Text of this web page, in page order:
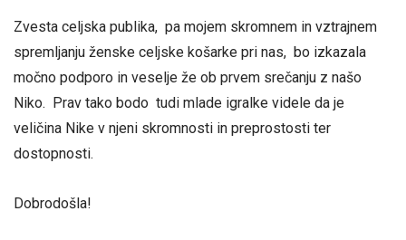
Zvesta celjska publika, pa mojem skromnem in vztrajnem
spremljanju ženske celjske košarke pri nas, bo izkazala
močno podporo in veselje že ob prvem srečanju z našo
Niko. Prav tako bodo tudi mlade igralke videle da je
veličina Nike v njeni skromnosti in preprostosti ter
dostopnosti.
Dobrodošla!